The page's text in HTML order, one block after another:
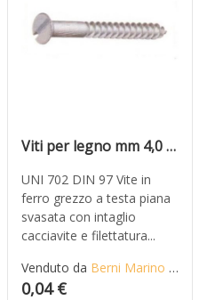
Viti per legno mm 4,0 x 18 in ferro grezzo T.P.S. taglio cacciavite
UNI 702 DIN 97 Vite in
ferro grezzo a testa piana
svasata con intaglio
cacciavite e filettatura...
Venduto da Berni Marino di Mario S.n.c.
0,04 €